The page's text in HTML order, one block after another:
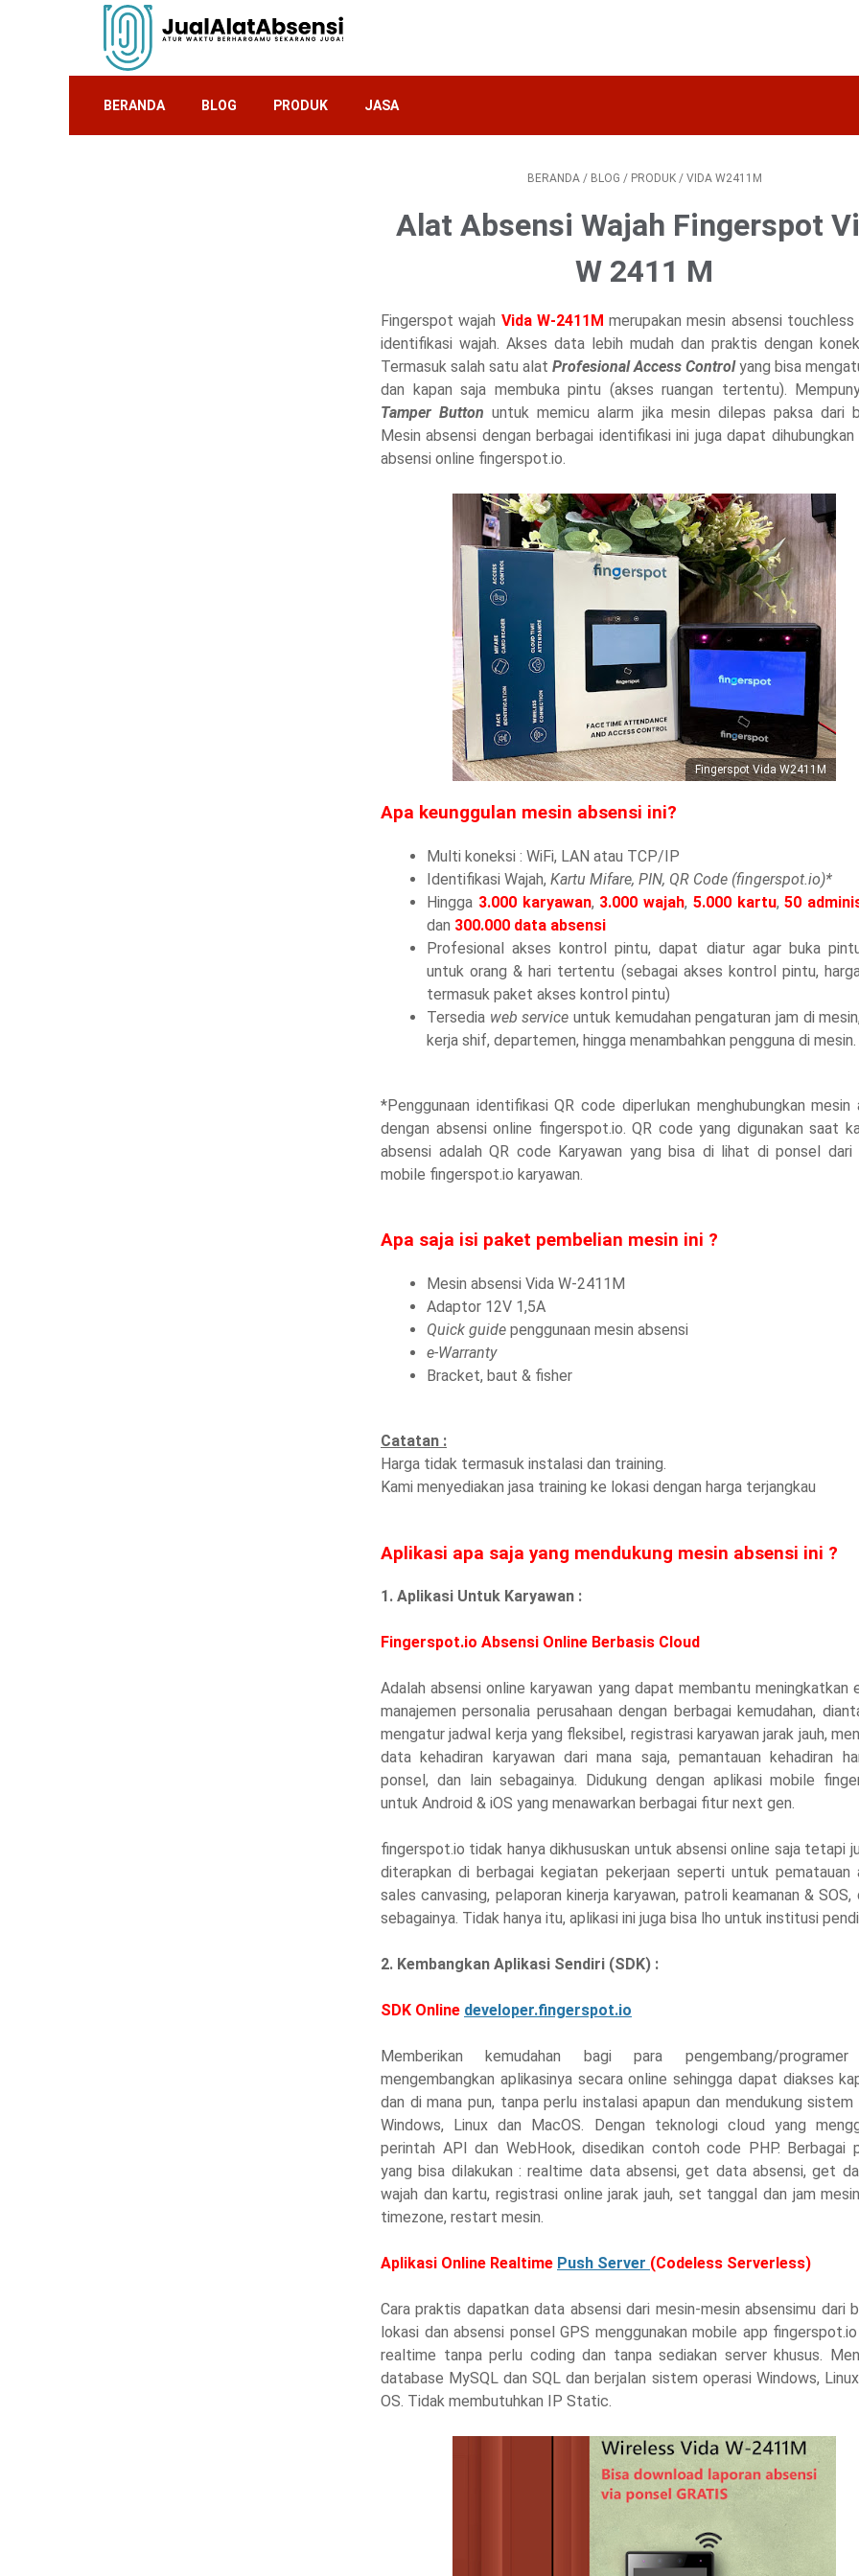
BERANDA BLOG PRODUK JASA
BERANDA / BLOG / PRODUK / VIDA W2411M
Alat Absensi Wajah Fingerspot
W 2411 M
Fingerspot wajah Vida W-2411M merupakan mesin absensi touchless
identifikasi wajah. Akses data lebih mudah dan praktis dengan
Termasuk salah satu alat Profesional Access Controlyang bisa
dan kapan saja membuka pintu (akses ruangan tertentu).
Tamper Button untuk memicu alarm jika mesin dilepas paksa dari
Mesin absensi dengan berbagai identifikasi ini juga dapat dihubungkan
absensi online fingerspot.io.
Fingerspot Vida W2411M
Apa keunggulan mesin absensi ini?
Multi koneksi : WiFi, LAN atau TCP/IP
Identifikasi Wajah, Kartu Mifare, PIN, QR Code (fingerspot.io)*
Hingga 3.000 karyawan, 3.000 wajah, 5.000 kartu,50
dan 300.000 data absensi
Profesional akses kontrol pintu, dapat diatur agar buka
untuk orang & hari tertentu (sebagai akses kontrol pintu,
termasuk paket akses kontrol pintu)
Tersedia web service untuk kemudahan pengaturan jam di
kerja shif, departemen, hingga menambahkan pengguna di mesin.
*Penggunaan identifikasi QR code diperlukan menghubungkan mesin
dengan absensi online fingerspot.io. QR code yang digunakan saat
absensi adalah QR code Karyawan yang bisa di lihat di ponsel dari
mobile fingerspot.io karyawan.
Apa saja isi paket pembelian mesin ini ?
Mesin absensi Vida W-2411M
Adaptor 12V 1,5A
Quick guide penggunaan mesin absensi
e-Warranty
Bracket, baut & fisher
Catatan :
Harga tidak termasuk instalasi dan training.
Kami menyediakan jasa training ke lokasi dengan harga terjangkau
Aplikasi apa saja yang mendukung mesin absensi ini ?
1. Aplikasi Untuk Karyawan :
Fingerspot.io Absensi Online Berbasis Cloud
Adalah absensi online karyawan yang dapat membantu meningkatkan
manajemen personalia perusahaan dengan berbagai kemudahan,
mengatur jadwal kerja yang fleksibel, registrasi karyawan jarak jauh,
data kehadiran karyawan dari mana saja, pemantauan kehadiran
ponsel, dan lain sebagainya. Didukung dengan aplikasi mobile
untuk Android & iOS yang menawarkan berbagai fitur next gen.
fingerspot.io tidak hanya dikhususkan untuk absensi online saja tetapi
diterapkan di berbagai kegiatan pekerjaan seperti untuk pematauan
sales canvasing, pelaporan kinerja karyawan, patroli keamanan & SOS,
sebagainya. Tidak hanya itu, aplikasi ini juga bisa lho untuk institusi
2. Kembangkan Aplikasi Sendiri (SDK) :
SDK Online developer.fingerspot.io
Memberikan kemudahan bagi para pengembang/
mengembangkan aplikasinya secara online sehingga dapat diakses
dan di mana pun, tanpa perlu instalasi apapun dan mendukung sistem
Windows, Linux dan MacOS. Dengan teknologi cloud yang
perintah API dan WebHook, disedikan contoh code PHP. Berbagai
yang bisa dilakukan : realtime data absensi, get data absensi, get
wajah dan kartu, registrasi online jarak jauh, set tanggal dan jam
timezone, restart mesin.
Aplikasi Online Realtime Push Server (Codeless Serverless)
Cara praktis dapatkan data absensi dari mesin-mesin absensimu dari
lokasi dan absensi ponsel GPS menggunakan mobile app
realtime tanpa perlu coding dan tanpa sediakan server khusus.
database MySQL dan SQL dan berjalan sistem operasi Windows,
OS. Tidak membutuhkan IP Static.